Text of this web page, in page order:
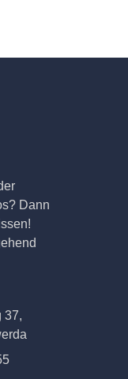
Dann
37,